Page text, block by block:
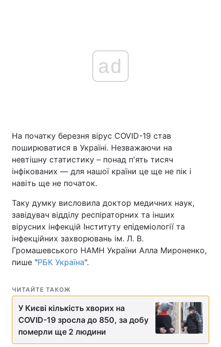
Україна
Економіка Світ
Спорт
Техно і зв'язок Лайт
Зброя Інциденти
Здоров'я Туризм
Екологія Регіони
Лонгріди
Відео з Youtube Статті
ad
На початку березня вірус COVID-19 став
поширюватися в Україні. Незважаючи на
невтішну статистику – понад п'ять тисяч
інфікованих — для нашої країни це ще не пік і
навіть ще не початок.
Таку думку висловила доктор медичних наук,
завідувач відділу респіраторних та інших
вірусних інфекцій Інституту епідеміології та
інфекційних захворювань ім. Л. В.
Громашевського НАМН України Алла Мироненко,
пише "РБК Україна".
ЧИТАЙТЕ ТАКОЖ
У Києві кількість хворих на
COVID-19 зросла до 850, за добу
померли ще 2 людини